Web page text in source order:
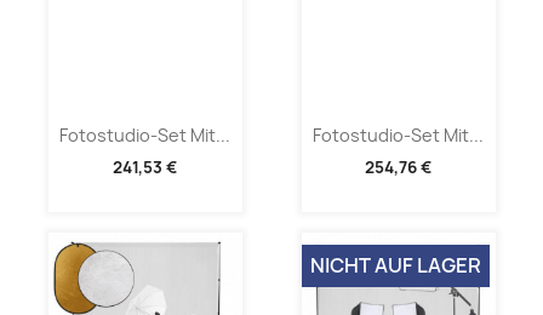
Fotostudio-Set Mit...
241,53 €
Fotostudio-Set Mit...
254,76 €
NICHT AUF LAGER